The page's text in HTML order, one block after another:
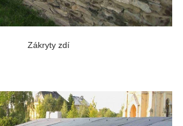
Zákryty zdí